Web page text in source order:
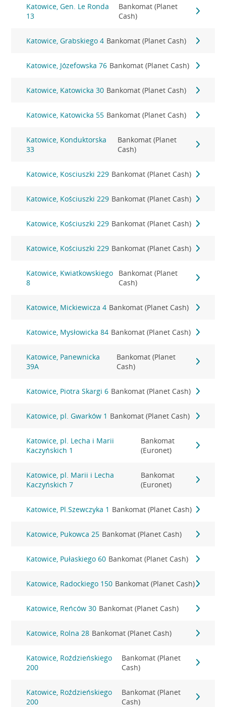
Katowice, Gen. Le Ronda
13
Bankomat (Planet
Cash)
Katowice, Grabskiego 4 Bankomat (Planet Cash)
Katowice, Józefowska 76 Bankomat (Planet Cash)
Katowice, Katowicka 30 Bankomat (Planet Cash)
Katowice, Katowicka 55 Bankomat (Planet Cash)
Katowice, Konduktorska
33
Bankomat (Planet
Cash)
Katowice, Kosciuszki 229 Bankomat (Planet Cash)
Katowice, Kościuszki 229 Bankomat (Planet Cash)
Katowice, Kościuszki 229 Bankomat (Planet Cash)
Katowice, Kościuszki 229 Bankomat (Planet Cash)
Katowice, Kwiatkowskiego
8
Bankomat (Planet
Cash)
Katowice, Mickiewicza 4 Bankomat (Planet Cash)
Katowice, Mysłowicka 84 Bankomat (Planet Cash)
Katowice, Panewnicka
39A
Bankomat (Planet
Cash)
Katowice, Piotra Skargi 6 Bankomat (Planet Cash)
Katowice, pl. Gwarków 1 Bankomat (Planet Cash)
Katowice, pl. Lecha i Marii
Kaczyńskich 1
Bankomat
(Euronet)
Katowice, pl. Marii i Lecha
Kaczyńskich 7
Bankomat
(Euronet)
Katowice, Pl.Szewczyka 1 Bankomat (Planet Cash)
Katowice, Pukowca 25 Bankomat (Planet Cash)
Katowice, Pułaskiego 60 Bankomat (Planet Cash)
Katowice, Radockiego 150 Bankomat (Planet Cash)
Katowice, Reńców 30 Bankomat (Planet Cash)
Katowice, Rolna 28 Bankomat (Planet Cash)
Katowice, Roździeńskiego
200
Bankomat (Planet
Cash)
Katowice, Roździeńskiego
200
Bankomat (Planet
Cash)